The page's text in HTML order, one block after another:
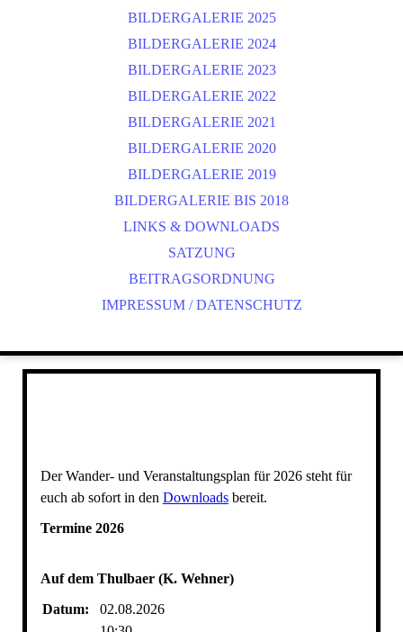
BILDERGALERIE 2025
BILDERGALERIE 2024
BILDERGALERIE 2023
BILDERGALERIE 2022
BILDERGALERIE 2021
BILDERGALERIE 2020
BILDERGALERIE 2019
BILDERGALERIE BIS 2018
LINKS & DOWNLOADS
SATZUNG
BEITRAGSORDNUNG
IMPRESSUM / DATENSCHUTZ
Der Wander- und Veranstaltungsplan für 2026 steht für
euch ab sofort in den Downloadsbereit.
Termine 2026
Auf dem Thulbaer (K. Wehner)
Datum:
02.08.2026